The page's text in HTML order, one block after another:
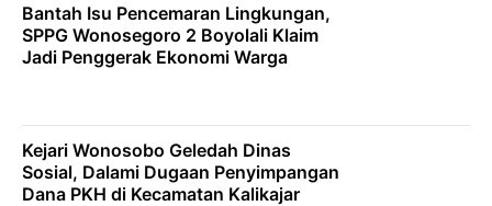
Bantah Isu Pencemaran Lingkungan,
SPPG Wonosegoro 2 Boyolali Klaim
Jadi Penggerak Ekonomi Warga
Kejari Wonosobo Geledah Dinas
Sosial, Dalami Dugaan Penyimpangan
Dana PKH di Kecamatan Kalikajar